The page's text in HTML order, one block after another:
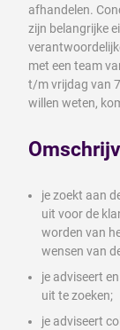
afhandelen.
zijn belangrijke
met een team
t/m vrijdag van
willen weten,
je zoekt aan
uit voor de
worden van
wensen van
je adviseert
uit te zoeken;
je adviseert